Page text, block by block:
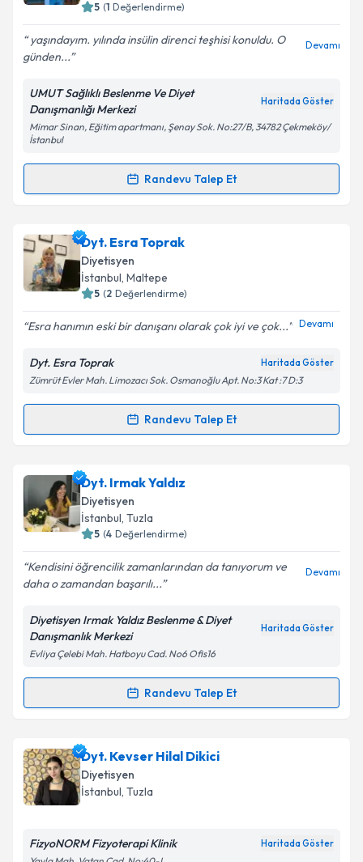
Kişisel verilerimin işlenmesine ilişkin
Aydınlatma
Metni'ni okudum ve kişisel verilerimin belirtilen
kapsamda işlenmesini kabul ediyorum.
Takvim Talebini Gönder
5 (1 Değerlendirme)
yaşındayım. yılında insülin direnci teşhisi konuldu. O
günden...
Devamı
UMUT Sağlıklı Beslenme Ve Diyet
Danışmanlığı Merkezi
Haritada Göster
Mimar Sinan, Eğitim apartmanı, Şenay Sok. No:27/B, 34782 Çekmeköy/
İstanbul
Randevu Talep Et
Randevu Takvimi Talebi
Dyt. Nurettin Şahinliiçin randevu takvimi talebi
oluşturun. Size bu uzmandan randevu almanız için bir
takvim hazırlandığında e-posta ile bilgilendireceğiz.
Kişisel verilerimin işlenmesine ilişkinAydınlatma
Metni'ni okudum ve kişisel verilerimin belirtilen
kapsamda işlenmesini kabul ediyorum.
Dyt. Esra Toprak
Diyetisyen
İstanbul, Maltepe
5 (2 Değerlendirme)
Esra hanımın eski bir danışanı olarak çok iyi ve çok... Devamı
Dyt. Esra Toprak Haritada Göster
Zümrüt Evler Mah. Limozacı Sok. Osmanoğlu Apt. No:3 Kat :7 D:3
Randevu Talep Et
Randevu Takvimi Talebi
Dyt. Esra Toprakiçin randevu takvimi talebi
oluşturun. Size bu uzmandan randevu almanız için bir
takvim hazırlandığında e-posta ile bilgilendireceğiz.
Kişisel verilerimin işlenmesine ilişkin
Aydınlatma
Metni'ni okudum ve kişisel verilerimin belirtilen
kapsamda işlenmesini kabul ediyorum.
Takvim Talebini Gönder
Dyt. Irmak Yaldız
Diyetisyen
İstanbul, Tuzla
5 (4 Değerlendirme)
Kendisini öğrencilik zamanlarından da tanıyorum ve
daha o zamandan başarılı...
Devamı
Diyetisyen Irmak Yaldız Beslenme & Diyet
Danışmanlık Merkezi
Haritada Göster
Evliya Çelebi Mah. Hatboyu Cad. No6 Ofis16
Randevu Talep Et
Randevu Takvimi Talebi
Dyt. Irmak Yaldıziçin randevu takvimi talebi
oluşturun. Size bu uzmandan randevu almanız için bir
takvim hazırlandığında e-posta ile bilgilendireceğiz.
Dyt. Kevser Hilal Dikici
Diyetisyen
İstanbul, Tuzla
FizyoNORM Fizyoterapi Klinik Haritada Göster